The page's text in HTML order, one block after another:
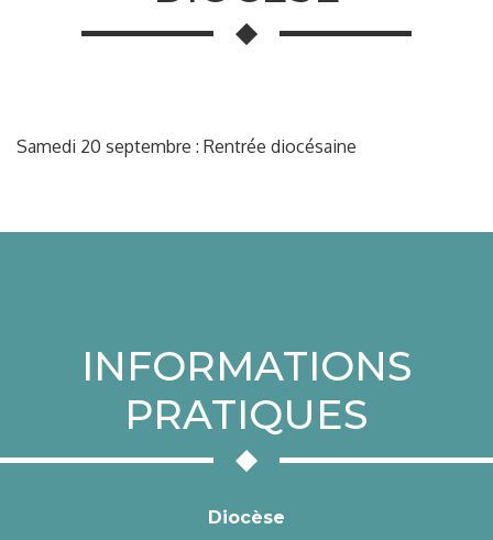
Samedi 20 septembre : Rentrée diocésaine
INFORMATIONS
PRATIQUES
Diocèse